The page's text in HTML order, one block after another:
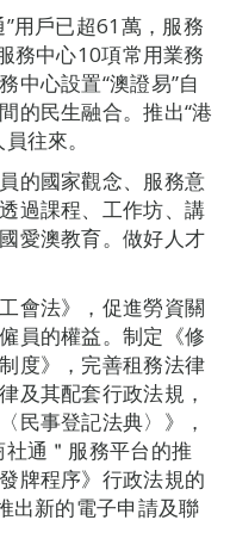
”用戶已超61萬，服務
務中心10項常用業務
中心設置“澳證易”自
的民生融合。推出“港
往來。
的國家觀念、服務意
過課程、工作坊、講
愛澳教育。做好人才
會法》，促進勞資關
員的權益。制定《修
度》，完善租務法律
及其配套行政法規，
民事登記法典〉》，
通＂服務平台的推
牌程序》行政法規的
出新的電子申請及聯